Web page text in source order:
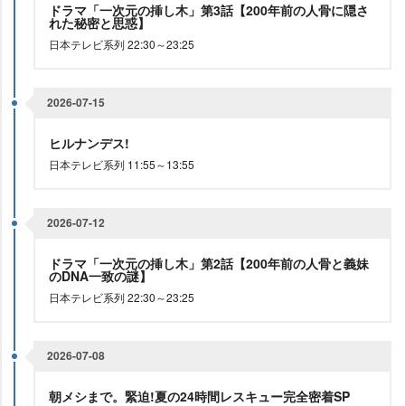
ドラマ「一次元の挿し木」第3話【200年前の人骨に隠さ
れた秘密と思惑】
日本テレビ系列 22:30～23:25
2026-07-15
ヒルナンデス!
日本テレビ系列 11:55～13:55
2026-07-12
ドラマ「一次元の挿し木」第2話【200年前の人骨と義妹
のDNA一致の謎】
日本テレビ系列 22:30～23:25
2026-07-08
朝メシまで。緊迫!夏の24時間レスキュー完全密着SP